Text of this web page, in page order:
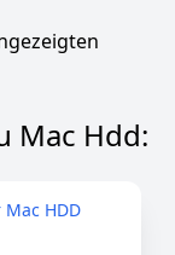
Mac Hdd:
HDD